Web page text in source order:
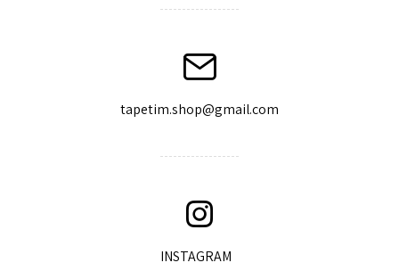
tapetim.shop@gmail.com
INSTAGRAM